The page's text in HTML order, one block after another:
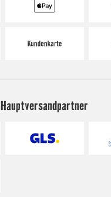
Hauptversandpartner